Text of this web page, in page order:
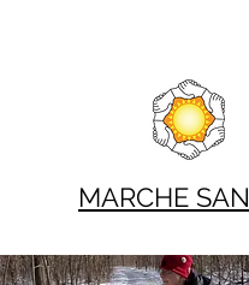
MARCHE SAN